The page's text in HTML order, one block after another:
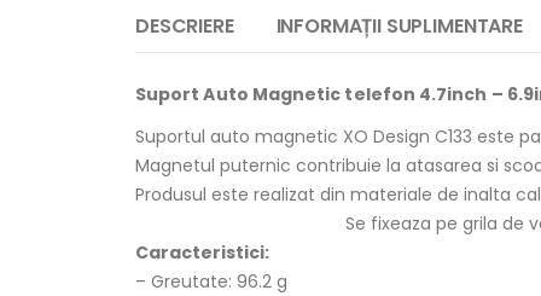
DESCRIERE INFORMAȚII SUPLIMENTARE
Suport Auto Magnetic telefon 4.7inch –
Suportul auto magnetic XO Design C133 este
Magnetul puternic contribuie la atasarea si
Produsul este realizat din materiale de inalta
Se fixeaza pe grila de
Caracteristici:
– Greutate: 96.2 g